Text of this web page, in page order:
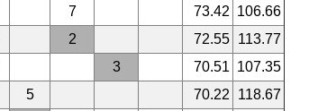
7 73.42 106.66
2 72.55 113.77
3 70.51 107.35
5 70.22
118.67